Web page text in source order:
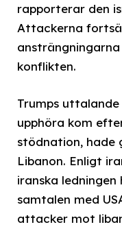
rapporterar den
Attackerna
konflikten.
Trumps
upphöra kom
stödnation, hade
Libanon. Enligt
iranska
samtalen med
attacker mot